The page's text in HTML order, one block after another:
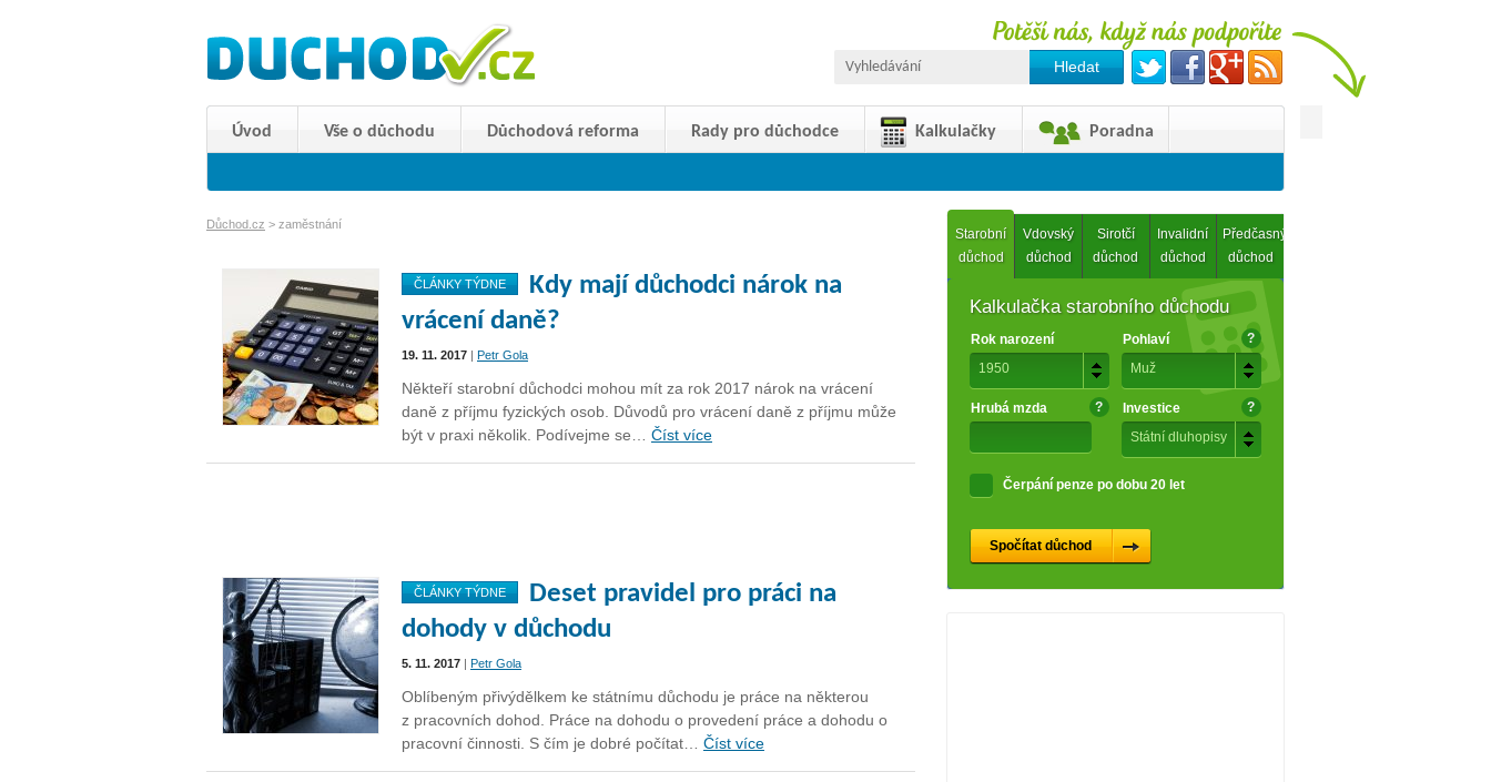
Úvod Vše o důchodu Důchodová reforma Rady pro důchodce Kalkulačky Poradna
Důchod.cz > zaměstnání
ČLÁNKY TÝDNE
Kdy mají důchodci nárok na
vrácení daně?
19. 11. 2017 | Petr Gola
Někteří starobní důchodci mohou mít za rok 2017 nárok na vrácení
daně z příjmu fyzických osob. Důvodů pro vrácení daně z příjmu může
být v praxi několik. Podívejme se… Číst více
ČLÁNKY TÝDNE
Deset pravidel pro práci na
dohody v důchodu
5. 11. 2017 | Petr Gola
Oblíbeným přivýdělkem ke státnímu důchodu je práce na některou
z pracovních dohod. Práce na dohodu o provedení práce a dohodu o
pracovní činnosti. S čím je dobré počítat… Číst více
Starobní
důchod
Vdovský
důchod
Sirotčí
důchod
Invalidní
důchod
Předčasný
důchod
Kalkulačka starobního důchodu
Rok narození
1950
Pohlaví
Muž
?
Hrubá mzda ?
Investice
Státní dluhopisy
?
Čerpání penze po dobu 20 let